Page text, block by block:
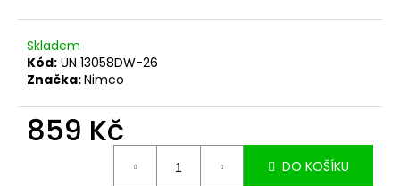
Skladem
Kód: UN 13058DW-26
Značka:Nimco
859 Kč
DO KOŠÍKU
r
u
č
u
j
m